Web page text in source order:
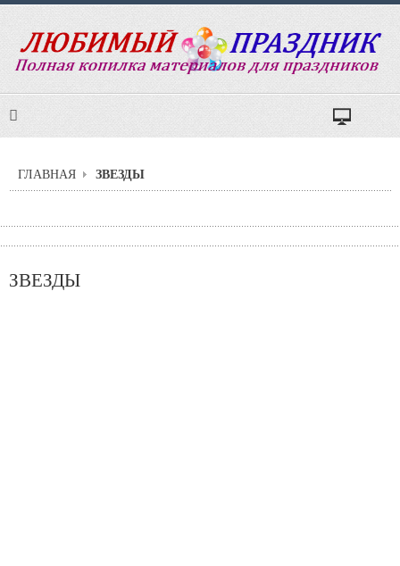
ГЛАВНАЯ ЗВЕЗДЫ
ЗВЕЗДЫ